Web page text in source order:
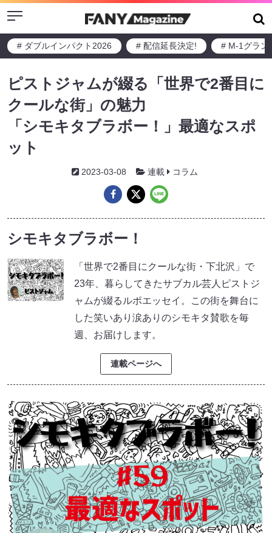
Menu
# ダブルインパクト2026 # 配信延長決定! # M-1グラン
ピストジャムが綴る「世界で2番目に
クールな街」の魅力
「シモキタブラボー！」最適なスポ
ット
2023-03-08 連載 コラム
シモキタブラボー！
「世界で2番目にクールな街・下北沢」で
23年、暮らしてきたサブカル芸人ピストジ
ャムが綴るルポエッセイ。この街を舞台に
した笑いあり涙ありのシモキタ賛歌を毎
週、お届けします。
連載ページへ